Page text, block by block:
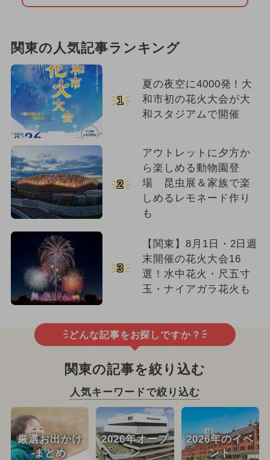
関東の人気記事ランキング
1
夏の夜空に4000発！大
和市初の花火大会が大
和スタジアムで開催
2
アウトレットに夕方か
ら楽しめる動物園登
場 昆虫展＆家族で楽
しめるレモネード作り
も
3
【関東】8月1日・2日週
末開催の花火大会16
選！水中花火・尺五寸
玉・ナイアガラ花火も
どんな記事をお探しですか？
関東の記事を絞り込む
人気キーワードで絞り込む
厳選お出かけ
まとめ
2026年オープ
ン
2026年のイベ
ント